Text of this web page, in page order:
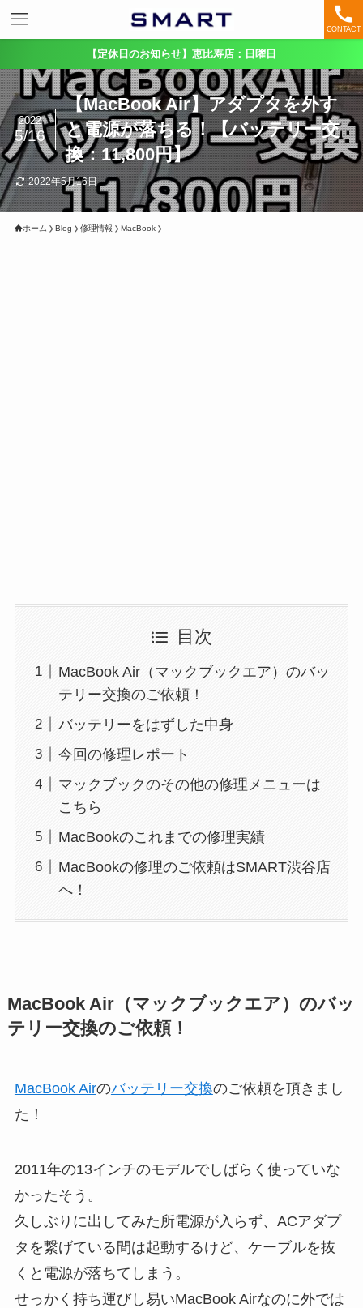
CONTACT
【定休日のお知らせ】恵比寿店：日曜日
【MacBook Air】アダプタを外す
と電源が落ちる！【バッテリー交
換：11,800円】
2022
5/16
2022年5月16日
ホーム Blog 修理情報 MacBook
目次
MacBook Air（マックブックエア）のバッ
テリー交換のご依頼！
バッテリーをはずした中身
今回の修理レポート
マックブックのその他の修理メニューは
こちら
MacBookのこれまでの修理実績
MacBookの修理のご依頼はSMART渋谷店
へ！
MacBook Air（マックブックエア）のバッ
テリー交換のご依頼！
MacBook Airのバッテリー交換のご依頼を頂きまし
た！
2011年の13インチのモデルでしばらく使っていな
かったそう。
久しぶりに出してみた所電源が入らず、ACアダプ
タを繋げている間は起動するけど、ケーブルを抜
くと電源が落ちてしまう。
せっかく持ち運びし易いMacBook Airなのに外では